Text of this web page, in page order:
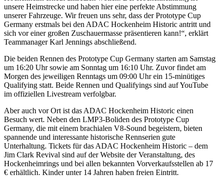
unsere Heimstrecke und haben hier eine perfekte Abstimmung
unserer Fahrzeuge. Wir freuen uns sehr, dass der Prototype Cup
Germany erstmals bei den ADAC Hockenheim Historic antritt und
sich vor einer großen Zuschauermasse präsentieren kann!“, erklärt
Teammanager Karl Jennings abschließend.
Die beiden Rennen des Prototype Cup Germany starten am Samstag
um 16:20 Uhr sowie am Sonntag um 16:10 Uhr. Zuvor findet am
Morgen des jeweiligen Renntags um 09:00 Uhr ein 15-minütiges
Qualifying statt. Beide Rennen und Qualifyings sind auf YouTube
im offiziellen Livestream verfolgbar.
Aber auch vor Ort ist das ADAC Hockenheim Historic einen
Besuch wert. Neben den LMP3-Boliden des Prototype Cup
Germany, die mit einem brachialen V8-Sound begeistern, bieten
spannende und interessante historische Rennserien gute
Unterhaltung. Tickets für das ADAC Hockenheim Historic – dem
Jim Clark Revival sind auf der Website der Veranstaltung, des
Hockenheimrings und bei allen bekannten Vorverkaufsstellen ab 17
€ erhältlich. Kinder unter 14 Jahren haben freien Eintritt.